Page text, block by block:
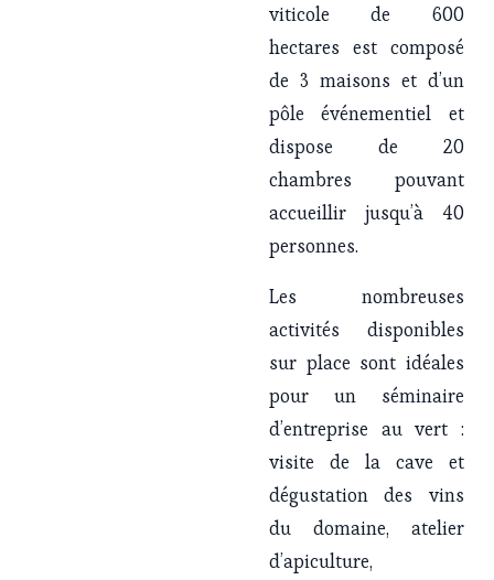
viticole de 600
hectares est composé
de 3 maisons et d’un
pôle événementiel et
dispose de 20
chambres pouvant
accueillir jusqu’à
personnes.
Les nombreuses
activités disponibles
sur place sont idéales
pour un séminaire
d’entreprise au vert :
visite de la cave et
dégustation des vins
du domaine, atelier
d’apiculture,